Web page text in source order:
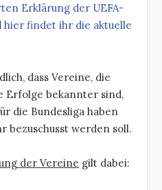
Erklärung der UEFA-
hier findet ihr die aktuelle
dass Vereine, die
Erfolge bekannter sind,
die Bundesliga haben
bezuschusst werden soll.
der Vereine gilt dabei: